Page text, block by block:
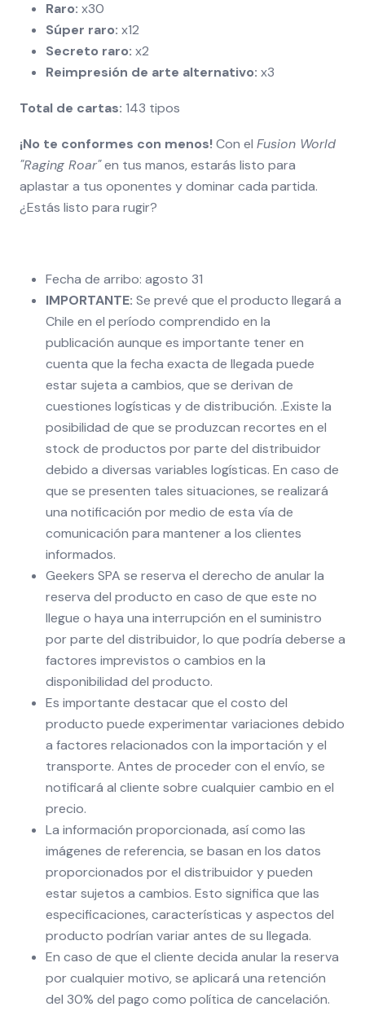
Raro: x30
Súper raro: x12
Secreto raro: x2
Reimpresión de arte alternativo: x3
Total de cartas: 143 tipos
¡No te conformes con menos!Con el Fusion World
"Raging Roar"en tus manos, estarás listo para
aplastar a tus oponentes y dominar cada partida.
¿Estás listo para rugir?
Fecha de arribo: agosto 31
IMPORTANTE: Se prevé que el producto llegará a
Chile en el período comprendido en la
publicación aunque es importante tener en
cuenta que la fecha exacta de llegada puede
estar sujeta a cambios, que se derivan de
cuestiones logísticas y de distribución. .Existe la
posibilidad de que se produzcan recortes en el
stock de productos por parte del distribuidor
debido a diversas variables logísticas. En caso de
que se presenten tales situaciones, se realizará
una notificación por medio de esta vía de
comunicación para mantener a los clientes
informados.
Geekers SPA se reserva el derecho de anular la
reserva del producto en caso de que este no
llegue o haya una interrupción en el suministro
por parte del distribuidor, lo que podría deberse a
factores imprevistos o cambios en la
disponibilidad del producto.
Es importante destacar que el costo del
producto puede experimentar variaciones debido
a factores relacionados con la importación y el
transporte. Antes de proceder con el envío, se
notificará al cliente sobre cualquier cambio en el
precio.
La información proporcionada, así como las
imágenes de referencia, se basan en los datos
proporcionados por el distribuidor y pueden
estar sujetos a cambios. Esto significa que las
especificaciones, características y aspectos del
producto podrían variar antes de su llegada.
En caso de que el cliente decida anular la reserva
por cualquier motivo, se aplicará una retención
del 30% del pago como política de cancelación.